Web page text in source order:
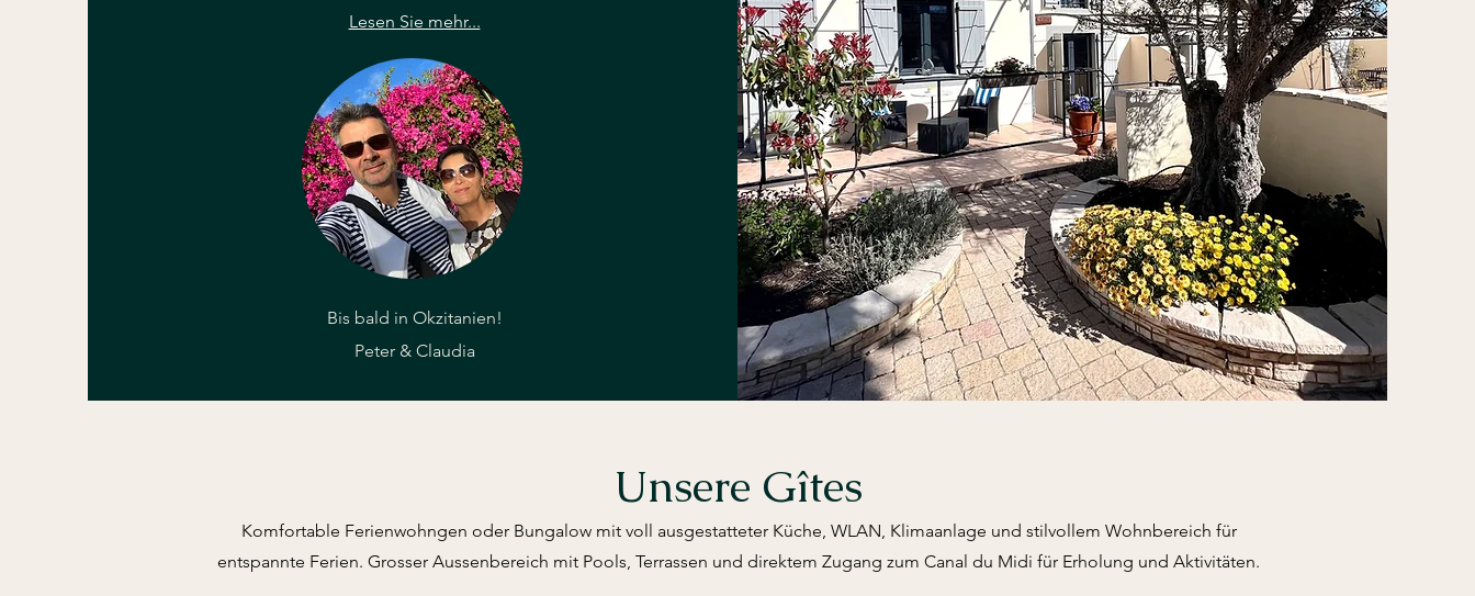
Lesen Sie mehr...
Bis bald in Okzitanien!
Peter & Claudia
Unsere Gîtes
Komfortable Ferienwohngen oder Bungalow mit voll ausgestatteter Küche, WLAN, Klimaanlage und stilvollem Wohnbereich für
entspannte Ferien. Grosser Aussenbereich mit Pools, Terrassen und direktem Zugang zum Canal du Midi für Erholung und Aktivitäten.